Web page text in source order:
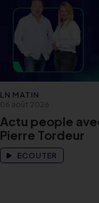
LN MATIN
06 août 2026
Actu people
Pierre Tordeur
ECOUTER